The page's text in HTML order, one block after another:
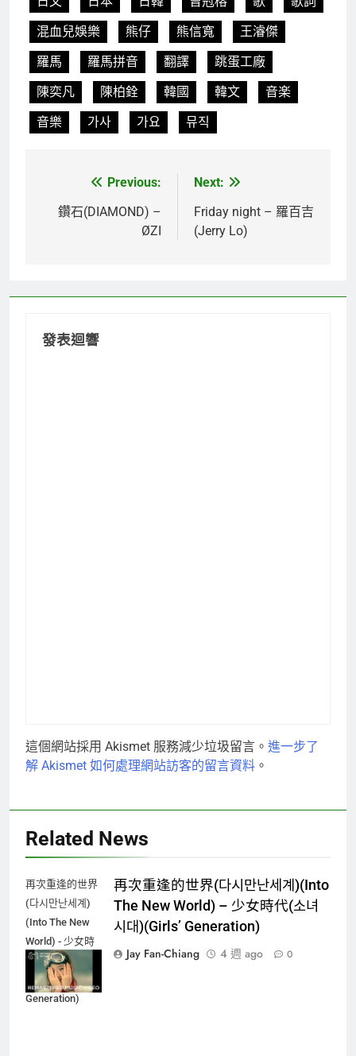
混血兒娛樂
熊仔 熊信寬
王濬傑
羅馬
羅馬拼音 翻譯
跳蛋工廠
陳奕凡
陳柏銓 韓國 韓文
音楽
音樂
가사 가요 뮤직
章
Previous:
鑽石(DIAMOND) –
ØZI
Next:
Friday night – 羅百吉
(Jerry Lo)
發表迴響
這個網站採用 Akismet 服務減少垃圾留言。 進一步了
解 Akismet 如何處理網站訪客的留言資料 。
Related News
再次重逢的世界
(다시만난세계)
(Into The New
World) - 少女時
代(소녀시대)
(Girls'
Generation)
再次重逢的世界(다시만난세계)(Into
The New World) – 少女時代(소녀
시대)(Girls’ Generation)
Jay Fan-Chiang
4 週 ago 0